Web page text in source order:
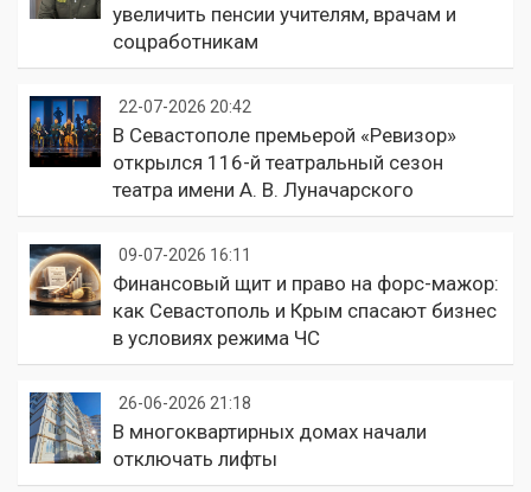
увеличить пенсии учителям, врачам и
соцработникам
22-07-2026 20:42
В Севастополе премьерой «Ревизор»
открылся 116-й театральный сезон
театра имени А. В. Луначарского
09-07-2026 16:11
Финансовый щит и право на форс-мажор:
как Севастополь и Крым спасают бизнес
в условиях режима ЧС
26-06-2026 21:18
В многоквартирных домах начали
отключать лифты